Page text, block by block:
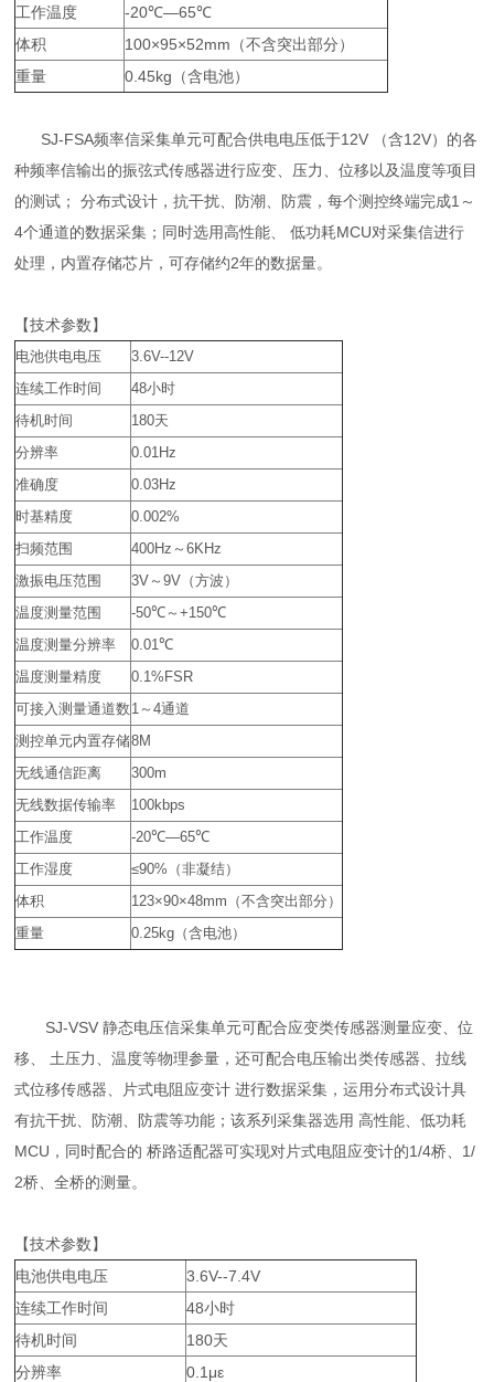
工作温度
-20℃—65℃
体积
100×95×52mm（不含突出部分）
重量
0.45kg（含电池）
SJ-FSA频率信采集单元可配合供电电压低于12V （含12V）的各
种频率信输出的振弦式传感器进行应变、压力、位移以及温度等项目
的测试； 分布式设计，抗干扰、防潮、防震，每个测控终端完成1～
4个通道的数据采集；同时选用高性能、 低功耗MCU对采集信进行
处理，内置存储芯片，可存储约2年的数据量。
【技术参数】
电池供电电压
3.6V--12V
连续工作时间
48小时
待机时间
180天
分辨率
0.01Hz
准确度
0.03Hz
时基精度
0.002%
扫频范围
400Hz ～6KHz
激振电压范围
3V～9V （方波）
温度测量范围
-50℃～+150℃
温度测量分辨率
0.01℃
温度测量精度
0.1%FSR
可接入测量通道数 1～4通道
测控单元内置存储8M
无线通信距离
300m
无线数据传输率
100kbps
工作温度
-20℃—65℃
工作湿度
≤90% （非凝结）
体积
123×90×48mm（不含突出部分）
重量
0.25kg （含电池）
SJ-VSV 静态电压信采集单元可配合应变类传感器测量应变、位
移、 土压力、温度等物理参量，还可配合电压输出类传感器、拉线
式位移传感器、片式电阻应变计 进行数据采集，运用分布式设计具
有抗干扰、防潮、防震等功能；该系列采集器选用 高性能、低功耗
MCU，同时配合的 桥路适配器可实现对片式电阻应变计的1/4桥、1/
2桥、全桥的测量。
【技术参数】
电池供电电压
3.6V--7.4V
连续工作时间
48小时
待机时间
180天
分辨率
0.1με